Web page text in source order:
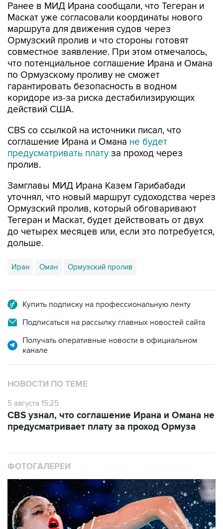
Ранее в МИД Ирана сообщали, что Тегеран и
Маскат уже согласовали координаты нового
маршрута для движения судов через
Ормузский пролив и что стороны готовят
совместное заявление. При этом отмечалось,
что потенциальное соглашение Ирана и Омана
по Ормузскому проливу не сможет
гарантировать безопасность в водном
коридоре из-за риска дестабилизирующих
действий США.
CBS со ссылкой на источники писал, что
соглашение Ирана и Омана не будет
предусматривать плату за проход через
пролив.
Замглавы МИД Ирана Казем Гарибабади
уточнял, что новый маршрут судоходства через
Ормузский пролив, который обговаривают
Тегеран и Маскат, будет действовать от двух
до четырех месяцев или, если это потребуется,
дольше.
Иран Оман Ормузский пролив
Купить подписку на профессиональную ленту
Подписаться на рассылку главных новостей сайта
Получать оперативные новости в официальном
канале
НОВОСТИ ПО ТЕМЕ
5 августа 15:25
CBS узнал, что соглашение Ирана и Омана не
предусматривает плату за проход Ормуза
ФОТОГАЛЕРЕИ